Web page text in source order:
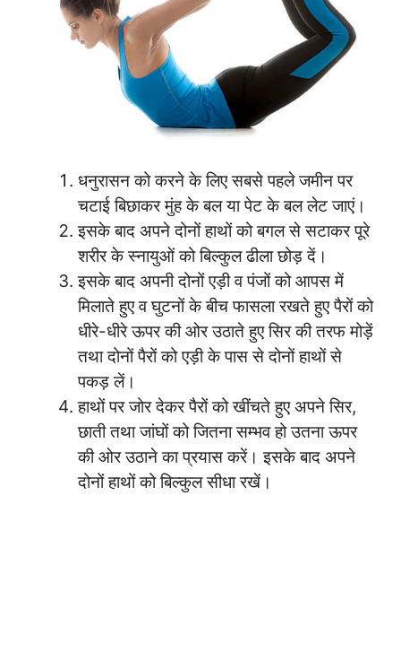
धनुरासन को करने के लिए सबसे पहले जमीन पर
चटाई बिछाकर मुंह के बल या पेट के बल लेट जाएं।
इसके बाद अपने दोनों हाथों को बगल से सटाकर पूरे
शरीर के स्नायुओं को बिल्कुल ढीला छोड़ दें।
इसके बाद अपनी दोनों एड़ी व पंजों को आपस में
मिलाते हुए व घुटनों के बीच फासला रखते हुए पैरों को
धीरे-धीरे ऊपर की ओर उठाते हुए सिर की तरफ मोड़ें
तथा दोनों पैरों को एड़ी के पास से दोनों हाथों से
पकड़ लें।
हाथों पर जोर देकर पैरों को खींचते हुए अपने सिर,
छाती तथा जांघों को जितना सम्भव हो उतना ऊपर
की ओर उठाने का प्रयास करें। इसके बाद अपने
दोनों हाथों को बिल्कुल सीधा रखें।